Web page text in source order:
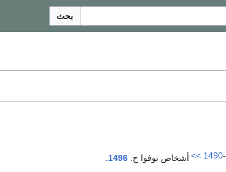
بحث
1490-
>> أشخاص توفوا ح. 1496